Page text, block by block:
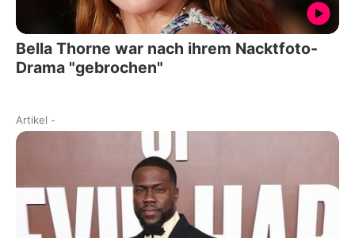
Bella Thorne war nach ihrem Nacktfoto-
Drama "gebrochen"
Artikel -